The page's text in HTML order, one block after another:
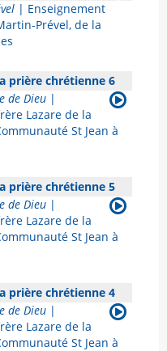
| Enseignement
Prével, de la
prière chrétienne 6
de Dieu |
Lazare de la
St Jean à
prière chrétienne 5
de Dieu |
Lazare de la
St Jean à
prière chrétienne 4
de Dieu |
Lazare de la
St Jean à